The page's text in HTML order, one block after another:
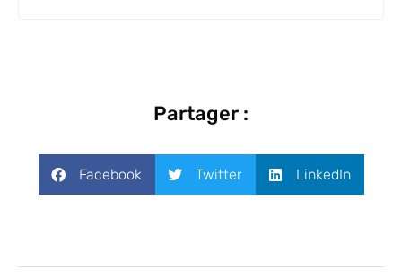
Partager :
Facebook Twitter LinkedIn